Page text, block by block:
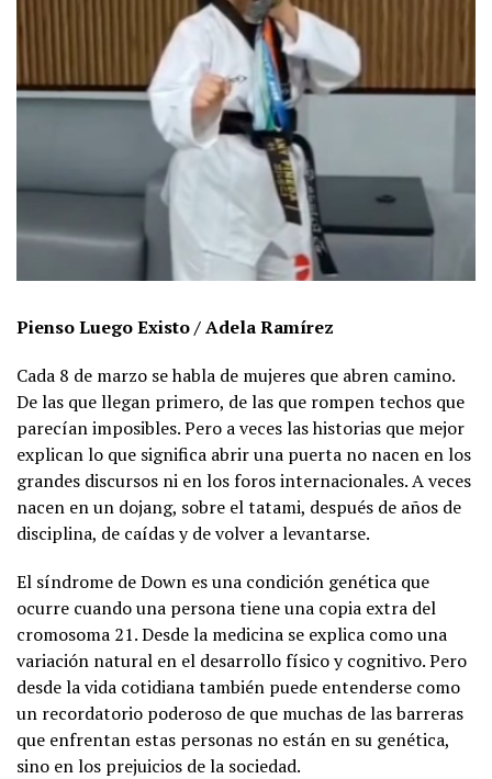
Pienso Luego Existo/Adela Ramírez
Cada 8 de marzo se habla de mujeres que abren camino.
De las que llegan primero, de las que rompen techos que
parecían imposibles. Pero a veces las historias que mejor
explican lo que significa abrir una puerta no nacen en los
grandes discursos ni en los foros internacionales. A veces
nacen en un dojang, sobre el tatami, después de años de
disciplina, de caídas y de volver a levantarse.
El síndrome de Down es una condición genética que
ocurre cuando una persona tiene una copia extra del
cromosoma 21. Desde la medicina se explica como una
variación natural en el desarrollo físico y cognitivo. Pero
desde la vida cotidiana también puede entenderse como
un recordatorio poderoso de que muchas de las barreras
que enfrentan estas personas no están en su genética,
sino en los prejuicios de la sociedad.